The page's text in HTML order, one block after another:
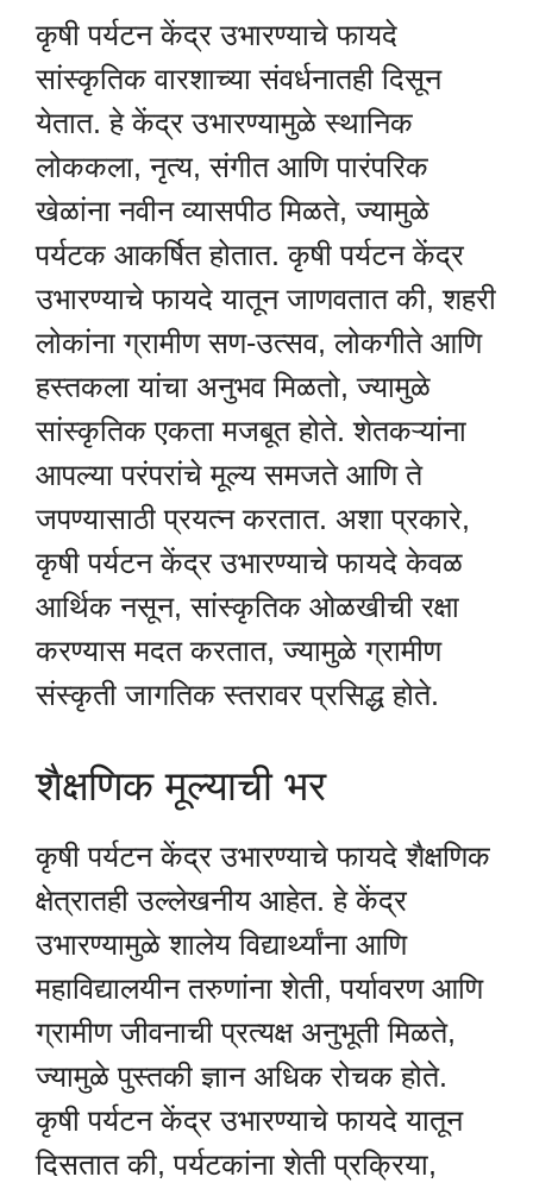
कृषी पर्यटन केंद्र उभारण्याचे फायदे
सांस्कृतिक वारशाच्या संवर्धनातही दिसून
येतात. हे केंद्र उभारण्यामुळे स्थानिक
लोककला, नृत्य, संगीत आणि पारंपरिक
खेळांना नवीन व्यासपीठ मिळते, ज्यामुळे
पर्यटक आकर्षित होतात. कृषी पर्यटन केंद्र
उभारण्याचे फायदे यातून जाणवतात की, शहरी
लोकांना ग्रामीण सण-उत्सव, लोकगीते आणि
हस्तकला यांचा अनुभव मिळतो, ज्यामुळे
सांस्कृतिक एकता मजबूत होते. शेतकऱ्यांना
आपल्या परंपरांचे मूल्य समजते आणि ते
जपण्यासाठी प्रयत्न करतात. अशा प्रकारे,
कृषी पर्यटन केंद्र उभारण्याचे फायदे केवळ
आर्थिक नसून, सांस्कृतिक ओळखीची रक्षा
करण्यास मदत करतात, ज्यामुळे ग्रामीण
संस्कृती जागतिक स्तरावर प्रसिद्ध होते.
शैक्षणिक मूल्याची भर
कृषी पर्यटन केंद्र उभारण्याचे फायदे शैक्षणिक
क्षेत्रातही उल्लेखनीय आहेत. हे केंद्र
उभारण्यामुळे शालेय विद्यार्थ्यांना आणि
महाविद्यालयीन तरुणांना शेती, पर्यावरण आणि
ग्रामीण जीवनाची प्रत्यक्ष अनुभूती मिळते,
ज्यामुळे पुस्तकी ज्ञान अधिक रोचक होते.
कृषी पर्यटन केंद्र उभारण्याचे फायदे यातून
दिसतात की, पर्यटकांना शेती प्रक्रिया,